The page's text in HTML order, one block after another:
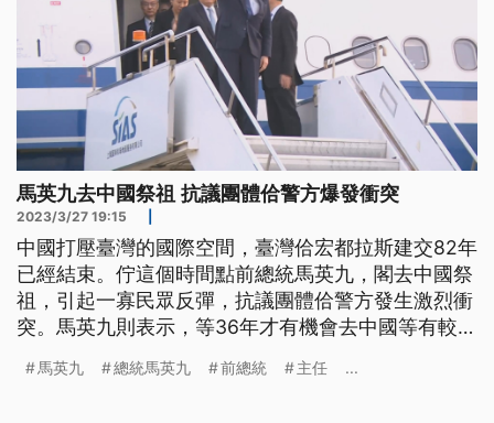
馬英九去中國祭祖 抗議團體佮警方爆發衝突
2023/3/27 19:15
中國打壓臺灣的國際空間，臺灣佮宏都拉斯建交82年
已經結束。佇這個時間點前總統馬英九，閣去中國祭
祖，引起一寡民眾反彈，抗議團體佮警方發生激烈衝
突。馬英九則表示，等36年才有機會去中國等有較
到中國上海了後，由國台辦副主任等人共接。(這條
馬英九 總統馬英九 前總統 主任 ...